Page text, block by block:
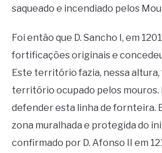
saqueado e incendiado pelos
Foi então que D. Sancho I, em
fortificações originais e
Este território fazia, nessa
território ocupado pelos mouros.
defender esta linha de fornteira.
zona muralhada e protegida do
confirmado por D. Afonso II em